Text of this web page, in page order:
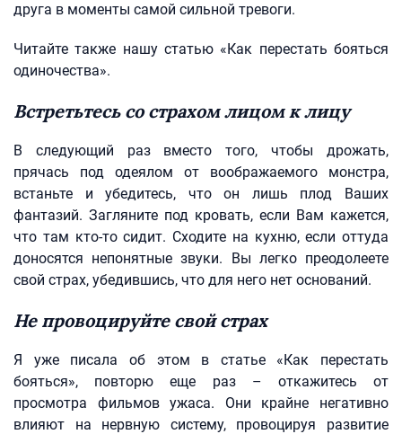
друга в моменты самой сильной тревоги.
Читайте также нашу статью «Как перестать бояться
одиночества».
Встретьтесь со страхом лицом к лицу
В следующий раз вместо того, чтобы дрожать,
прячась под одеялом от воображаемого монстра,
встаньте и убедитесь, что он лишь плод Ваших
фантазий. Загляните под кровать, если Вам кажется,
что там кто-то сидит. Сходите на кухню, если оттуда
доносятся непонятные звуки. Вы легко преодолеете
свой страх, убедившись, что для него нет оснований.
Не провоцируйте свой страх
Я уже писала об этом в статье «Как перестать
бояться», повторю еще раз – откажитесь от
просмотра фильмов ужаса. Они крайне негативно
влияют на нервную систему, провоцируя развитие